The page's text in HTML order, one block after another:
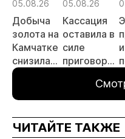
05.08.26
Добыча
золота на
Камчатке
снизилась
на 20,3%
полугодии
05.08.26
Кассация
оставила в
силе
приговор
незаконной
добыче 43
кг золота и
серебра на
ЧИТАЙТЕ ТАКЖЕ